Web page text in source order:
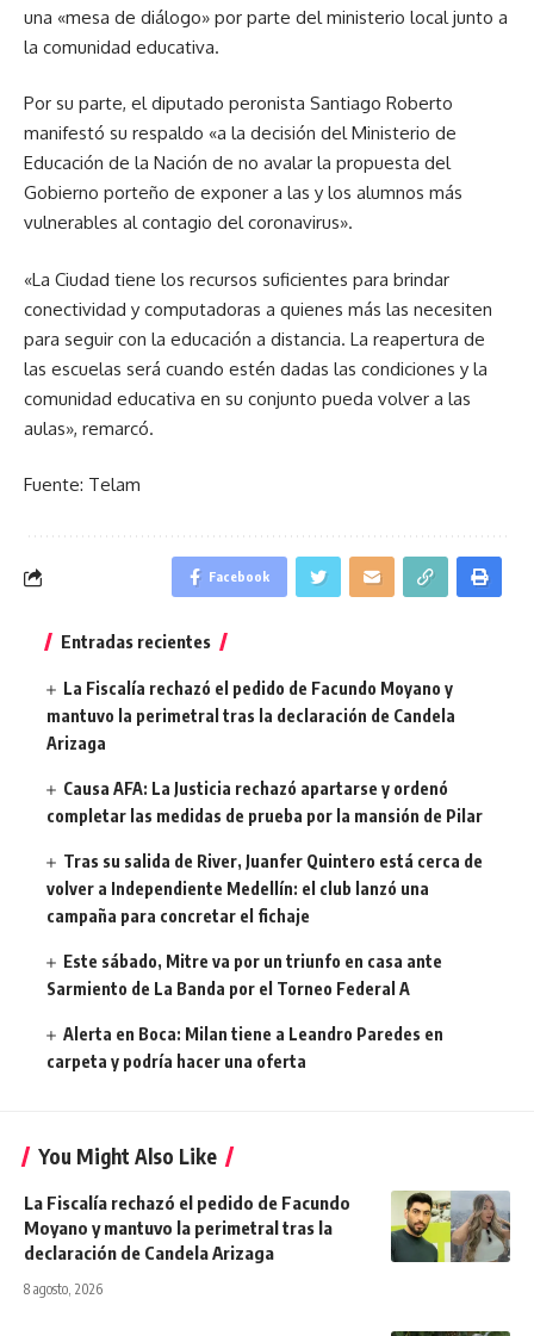
una «mesa de diálogo» por parte del ministerio local junto a
la comunidad educativa.
Por su parte, el diputado peronista Santiago Roberto
manifestó su respaldo «a la decisión del Ministerio de
Educación de la Nación de no avalar la propuesta del
Gobierno porteño de exponer a las y los alumnos más
vulnerables al contagio del coronavirus».
«La Ciudad tiene los recursos suficientes para brindar
conectividad y computadoras a quienes más las necesiten
para seguir con la educación a distancia. La reapertura de
las escuelas será cuando estén dadas las condiciones y la
comunidad educativa en su conjunto pueda volver a las
aulas», remarcó.
Fuente: Telam
Facebook
Entradas recientes
La Fiscalía rechazó el pedido de Facundo Moyano y
mantuvo la perimetral tras la declaración de Candela
Arizaga
Causa AFA: La Justicia rechazó apartarse y ordenó
completar las medidas de prueba por la mansión de Pilar
Tras su salida de River, Juanfer Quintero está cerca de
volver a Independiente Medellín: el club lanzó una
campaña para concretar el fichaje
Este sábado, Mitre va por un triunfo en casa ante
Sarmiento de La Banda por el Torneo Federal A
Alerta en Boca: Milan tiene a Leandro Paredes en
carpeta y podría hacer una oferta
You Might Also Like
La Fiscalía rechazó el pedido de Facundo
Moyano y mantuvo la perimetral tras la
declaración de Candela Arizaga
8 agosto, 2026